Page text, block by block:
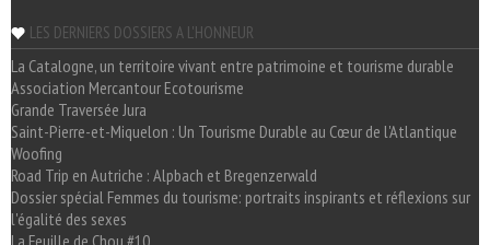
LES DERNIERS DOSSIERS A L'HONNEUR
La Catalogne, un territoire vivant entre patrimoine et tourisme durable
Association Mercantour Ecotourisme
Grande Traversée Jura
Saint-Pierre-et-Miquelon : Un Tourisme Durable au Cœur de l'Atlantique
Woofing
Road Trip en Autriche : Alpbach et Bregenzerwald
Dossier spécial Femmes du tourisme: portraits inspirants et réflexions sur
l'égalité des sexes
La Feuille de Chou #10